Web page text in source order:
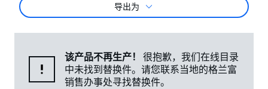
导出为
该产品不再生产！
很抱歉，我们在线目录
中未找到替换件。请您联系当地的格兰富
销售办事处寻找替换件。